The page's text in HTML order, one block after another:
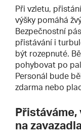
Při vzletu,
výšky pomáhá
Bezpečnostní
přistávání i
být rozepnuté.
pohybovat po
Personál bude
zdarma nebo
na zavazadla